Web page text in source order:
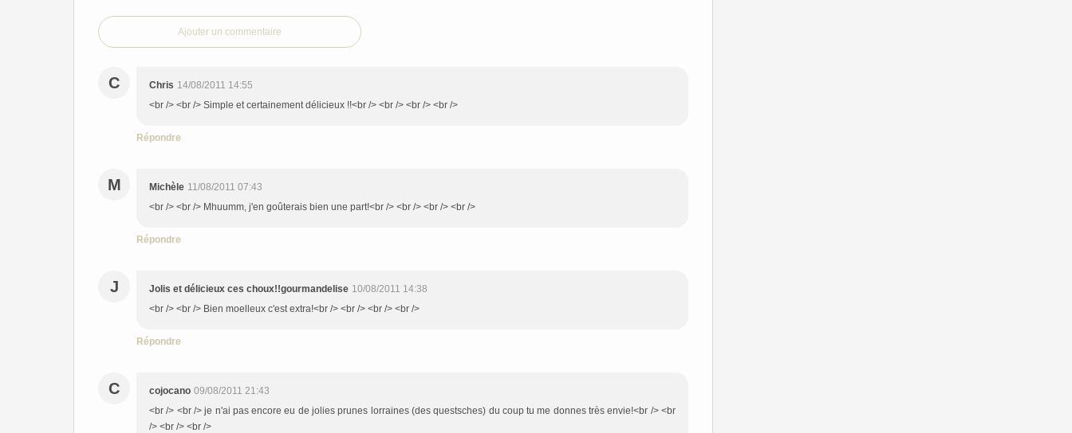
Ajouter un commentaire
C Chris 14/08/2011 14:55
<br /> <br /> Simple et certainement délicieux !!<br /> <br /> <br /> <br />
Répondre
M Michèle 11/08/2011 07:43
<br /> <br /> Mhuumm, j'en goûterais bien une part!<br /> <br /> <br /> <br />
Répondre
J Jolis et délicieux ces choux!!gourmandelise 10/08/2011 14:38
<br /> <br /> Bien moelleux c'est extra!<br /> <br /> <br /> <br />
Répondre
C cojocano 09/08/2011 21:43
<br /> <br /> je n'ai pas encore eu de jolies prunes lorraines (des questsches) du coup tu me donnes très envie!<br /> <br
/> <br /> <br />